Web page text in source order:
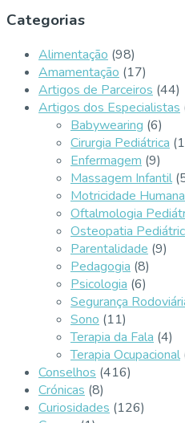
Categorias
Alimentação (98)
Amamentação (17)
Artigos de Parceiros (44)
Artigos dos Especialistas
Babywearing (6)
Cirurgia Pediátrica
Enfermagem (9)
Massagem Infantil
Motricidade Humana
Oftalmologia
Osteopatia
Parentalidade (9)
Pedagogia (8)
Psicologia (6)
Segurança
Sono (11)
Terapia da Fala (4)
Terapia Ocupacional
Conselhos (416)
Crónicas (8)
Curiosidades (126)